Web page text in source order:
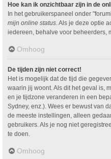
Hoe kan ik onzichtbaar zijn in de
In het gebruikerspaneel onder
mijn online status . Als je deze optie
iedereen, behalve voor beheerders,
Omhoog
De tijden zijn niet correct!
Het is mogelijk dat de tijd die
waarin jij woont. Als dit het geval is,
en je tijdzone veranderen in een
Sydney, enz.). Wees er bewust van
de meeste instellingen, alleen
gebruikers. Als je nog niet
te doen.
Omhoog